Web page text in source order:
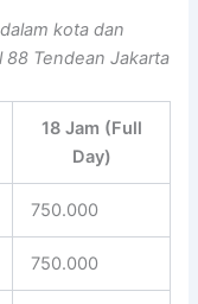
kota dan
Tendean Jakarta
18 Jam (Full
Day)
750.000
750.000